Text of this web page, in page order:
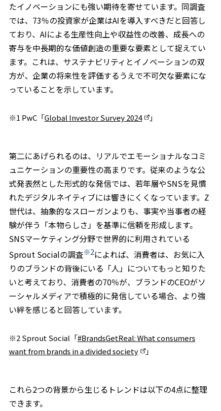
たイノベーションにも強い期待を寄せています。同調査
では、73％の投資家が企業はAIを導入すべきだと回答し
ており、AIによる生産性向上や収益性の改善、成長への
寄与を中長期的な価値創造の重要な要素として捉えてい
ます。これは、サステナビリティとイノベーションの双
方が、企業の将来性を評価するうえで不可欠な要素にな
っていることを示しています。
※1 PwC「Global Investor Survey 2024 」
第二にあげられるのは、リアルでエモーショナルなコミ
ュニケーションの重要性の高まりです。従来のような公
式発表然とした形式的な発信では、若年層やSNSを見慣
れたデジタルネイティブには響きにくくなっています。Z
世代は、抽象的なスローガンよりも、事実や当事者の経
験が伴う「本物らしさ」を基準に信頼を形成します。
SNSマーケティング分野で世界的に利用されている
Sprout Socialの調査※2によれば、消費者は、お気に入
りのブランドの背後にいる「人」についてもっと知りた
いと考えており、消費者の70％が、ブランドのCEOがソ
ーシャルメディアで積極的に発信している場合、より強
い絆を感じると回答しています。
※2 Sprout Social「#BrandsGetReal: What consumers
want from brands in a divided society
」
これら2つの背景から生じるトレンドは以下の4点に整理
できます。